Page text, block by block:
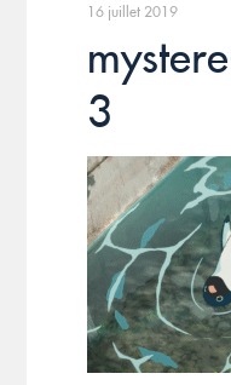
16 juillet 2019
3